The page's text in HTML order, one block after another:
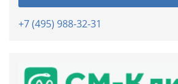
+7 (495) 988-32-31